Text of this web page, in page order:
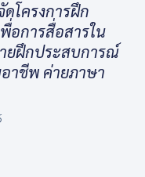
โครงการฝึก
อการสื่อสารใน
ยฝึกประสบการณ์
าชีพ ค่ายภาษา